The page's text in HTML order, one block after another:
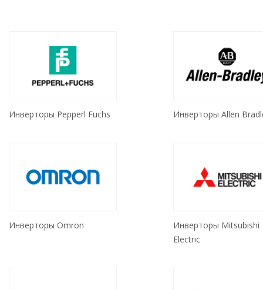
Инверторы Pepperl Fuchs Инверторы Allen
Инверторы Omron
Инверторы Mitsubishi
Electric